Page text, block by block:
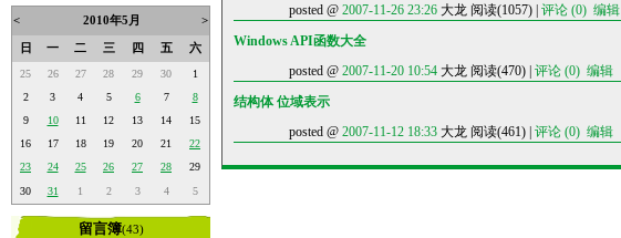
< 2010年5月 >
日 一 二 三 四 五 六
25 26 27 28 29 30
1
2
3 4 5 6 7
8
9
10 11 12 13 14
15
16
17 18 19 20 21
22
23
24 25 26 27 28
29
30
31 1 2 3 4 5
留言簿(43)
posted @ 2007-11-26 23:26 大龙 阅读(1057) | 评论 (0) 编辑
Windows API函数大全
posted @ 2007-11-20 10:54 大龙 阅读(470) | 评论 (0) 编辑
结构体 位域表示
posted @ 2007-11-12 18:33 大龙 阅读(461) | 评论 (0) 编辑